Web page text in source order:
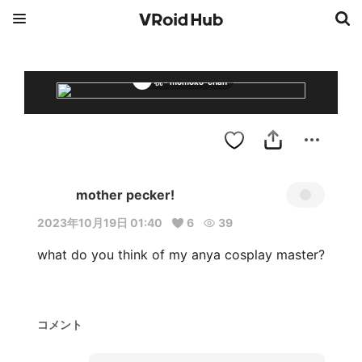
桃 - momoko-chan
mother pecker!
2023年10月19日 01:40 6 39
what do you think of my anya cosplay master?
コメント